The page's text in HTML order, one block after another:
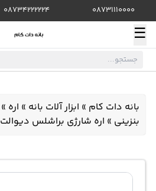
08731110000
08734222224
☰
بانه دات کام » ابزار آلات بانه » اره »
بنزینی » اره شارژی براشلس دیوالت 108 ولت مدل DF58CC